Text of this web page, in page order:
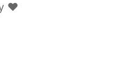
♥